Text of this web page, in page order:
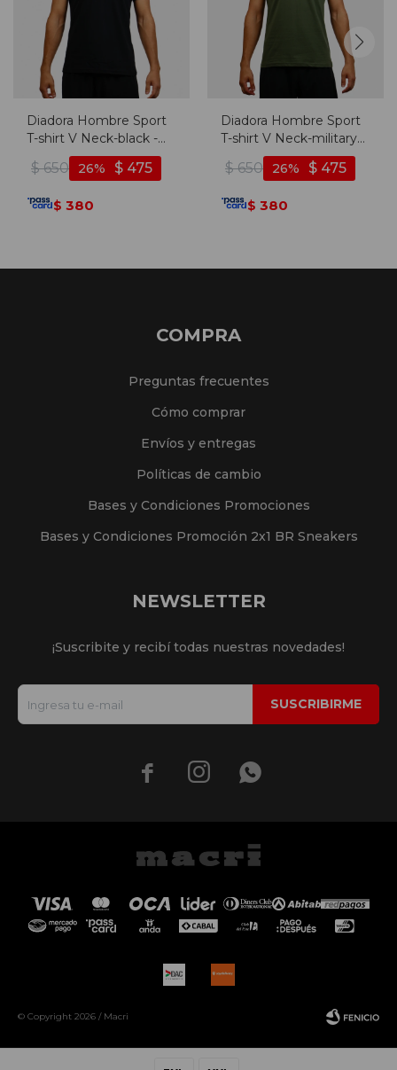
Diadora Hombre Sport
T-shirt V Neck-black -
$ 650 $ 475
26
$ 380
Diadora Hombre Sport
T-shirt V Neck-military
Green - Verde Militar
$ 650 $ 475
26
$ 380
COMPRA
Preguntas frecuentes
Cómo comprar
Envíos y entregas
Políticas de cambio
Bases y Condiciones Promociones
Bases y Condiciones Promoción 2x1 BR Sneakers
NEWSLETTER
¡Suscribite y recibí todas nuestras novedades!
SUSCRIBIRME
  
© Copyright 2026 / Macri